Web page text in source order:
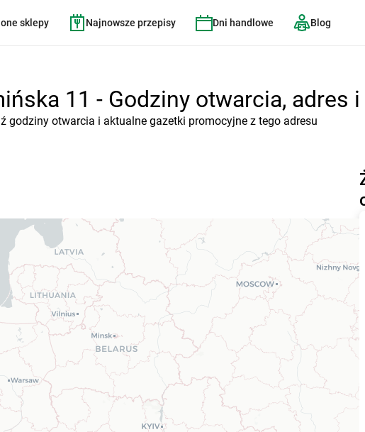
sklepy Najnowsze przepisy Dni handlowe Blog
11 - Godziny otwarcia, adres
godziny otwarcia i aktualne gazetki promocyjne z tego adresu